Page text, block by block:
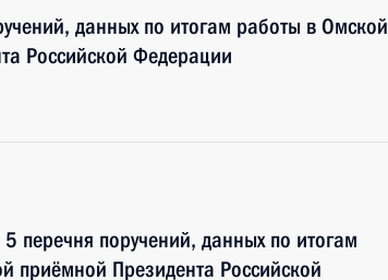
данных по итогам работы в Омской
Российской Федерации
перечня поручений, данных по итогам
приёмной Президента Российской